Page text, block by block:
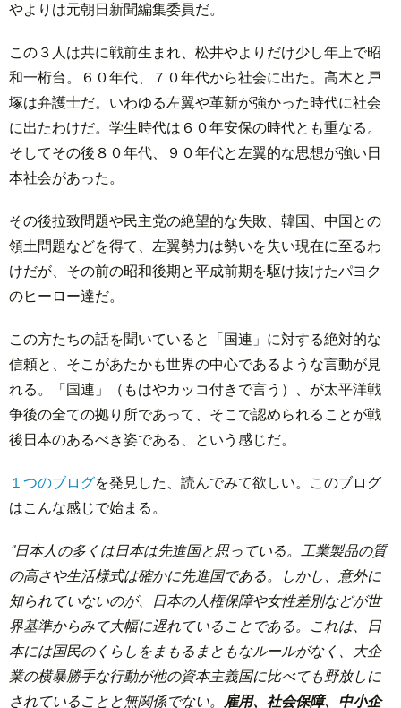
やよりは元朝日新聞編集委員だ。
この３人は共に戦前生まれ、松井やよりだけ少し年上で昭
和一桁台。６０年代、７０年代から社会に出た。高木と戸
塚は弁護士だ。いわゆる左翼や革新が強かった時代に社会
に出たわけだ。学生時代は６０年安保の時代とも重なる。
そしてその後８０年代、９０年代と左翼的な思想が強い日
本社会があった。
その後拉致問題や民主党の絶望的な失敗、韓国、中国との
領土問題などを得て、左翼勢力は勢いを失い現在に至るわ
けだが、その前の昭和後期と平成前期を駆け抜けたパヨク
のヒーロー達だ。
この方たちの話を聞いていると「国連」に対する絶対的な
信頼と、そこがあたかも世界の中心であるような言動が見
れる。「国連」（もはやカッコ付きで言う）、が太平洋戦
争後の全ての拠り所であって、そこで認められることが戦
後日本のあるべき姿である、という感じだ。
１つのブログを発見した、読んでみて欲しい。このブログ
はこんな感じで始まる。
”日本人の多くは日本は先進国と思っている。工業製品の質
の高さや生活様式は確かに先進国である。しかし、意外に
知られていないのが、日本の人権保障や女性差別などが世
界基準からみて大幅に遅れていることである。これは、日
本には国民のくらしをまもるまともなルールがなく、大企
業の横暴勝手な行動が他の資本主義国に比べても野放しに
されていることと無関係でない。
雇用、社会保障、中小企